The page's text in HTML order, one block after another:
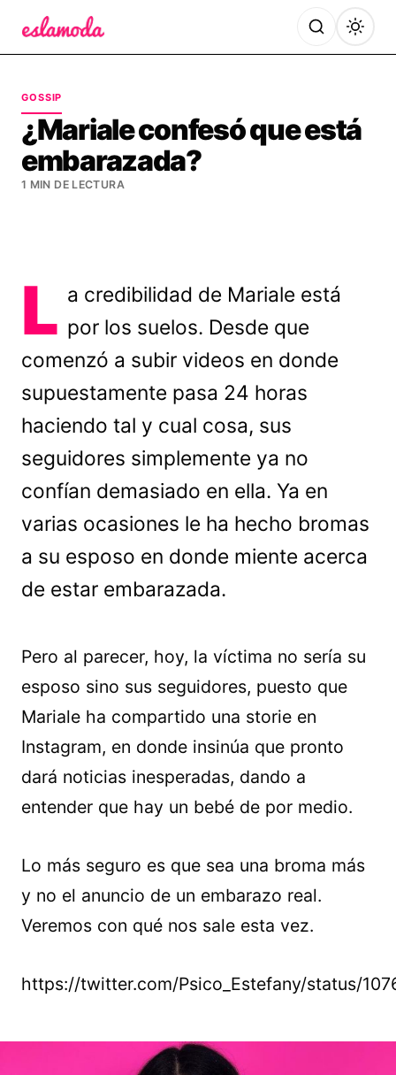
GOSSIP
¿Mariale confesó que está
embarazada?
1 MIN DE LECTURA
L a credibilidad de Mariale está
por los suelos. Desde que
comenzó a subir videos en donde
supuestamente pasa 24 horas
haciendo tal y cual cosa, sus
seguidores simplemente ya no
confían demasiado en ella. Ya en
varias ocasiones le ha hecho bromas
a su esposo en donde miente acerca
de estar embarazada.
Pero al parecer, hoy, la víctima no sería su
esposo sino sus seguidores, puesto que
Mariale ha compartido una storie en
Instagram, en donde insinúa que pronto
dará noticias inesperadas, dando a
entender que hay un bebé de por medio.
Lo más seguro es que sea una broma más
y no el anuncio de un embarazo real.
Veremos con qué nos sale esta vez.
https://twitter.com/Psico_Estefany/status/